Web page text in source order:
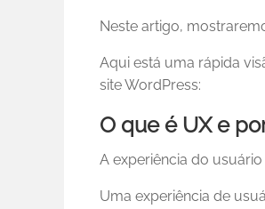
Neste artigo,
Aqui está uma rápida
site WordPress:
O que é UX e
A experiência do
Uma experiência de